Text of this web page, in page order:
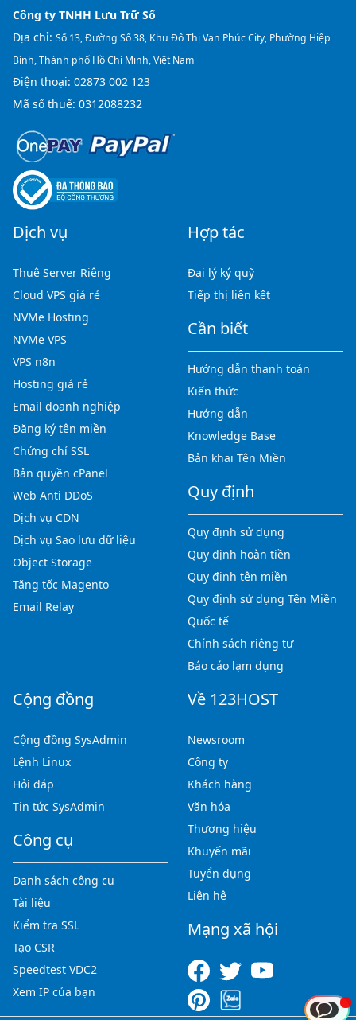
Công ty TNHH Lưu Trữ Số
Địa chỉ: Số 13, Đường Số 38, Khu Đô Thị Vạn Phúc City, Phường Hiệp
Bình, Thành phố Hồ Chí Minh, Việt Nam
Điện thoại: 02873 002 123
Mã số thuế: 0312088232
Dịch vụ
Thuê Server Riêng
Cloud VPS giá rẻ
NVMe Hosting
NVMe VPS
VPS n8n
Hosting giá rẻ
Email doanh nghiệp
Đăng ký tên miền
Chứng chỉ SSL
Bản quyền cPanel
Web Anti DDoS
Dịch vụ CDN
Dịch vụ Sao lưu dữ liệu
Object Storage
Tăng tốc Magento
Email Relay
Hợp tác
Đại lý ký quỹ
Tiếp thị liên kết
Cần biết
Hướng dẫn thanh toán
Kiến thức
Hướng dẫn
Knowledge Base
Bản khai Tên Miền
Quy định
Quy định sử dụng
Quy định hoàn tiền
Quy định tên miền
Quy định sử dụng Tên Miền
Quốc tế
Chính sách riêng tư
Báo cáo lạm dụng
Cộng đồng
Cộng đồng SysAdmin
Lệnh Linux
Hỏi đáp
Tin tức SysAdmin
Công cụ
Danh sách công cụ
Tài liệu
Kiểm tra SSL
Tạo CSR
Speedtest VDC2
Xem IP của bạn
Về 123HOST
Newsroom
Công ty
Khách hàng
Văn hóa
Thương hiệu
Khuyến mãi
Tuyển dụng
Liên hệ
Mạng xã hội